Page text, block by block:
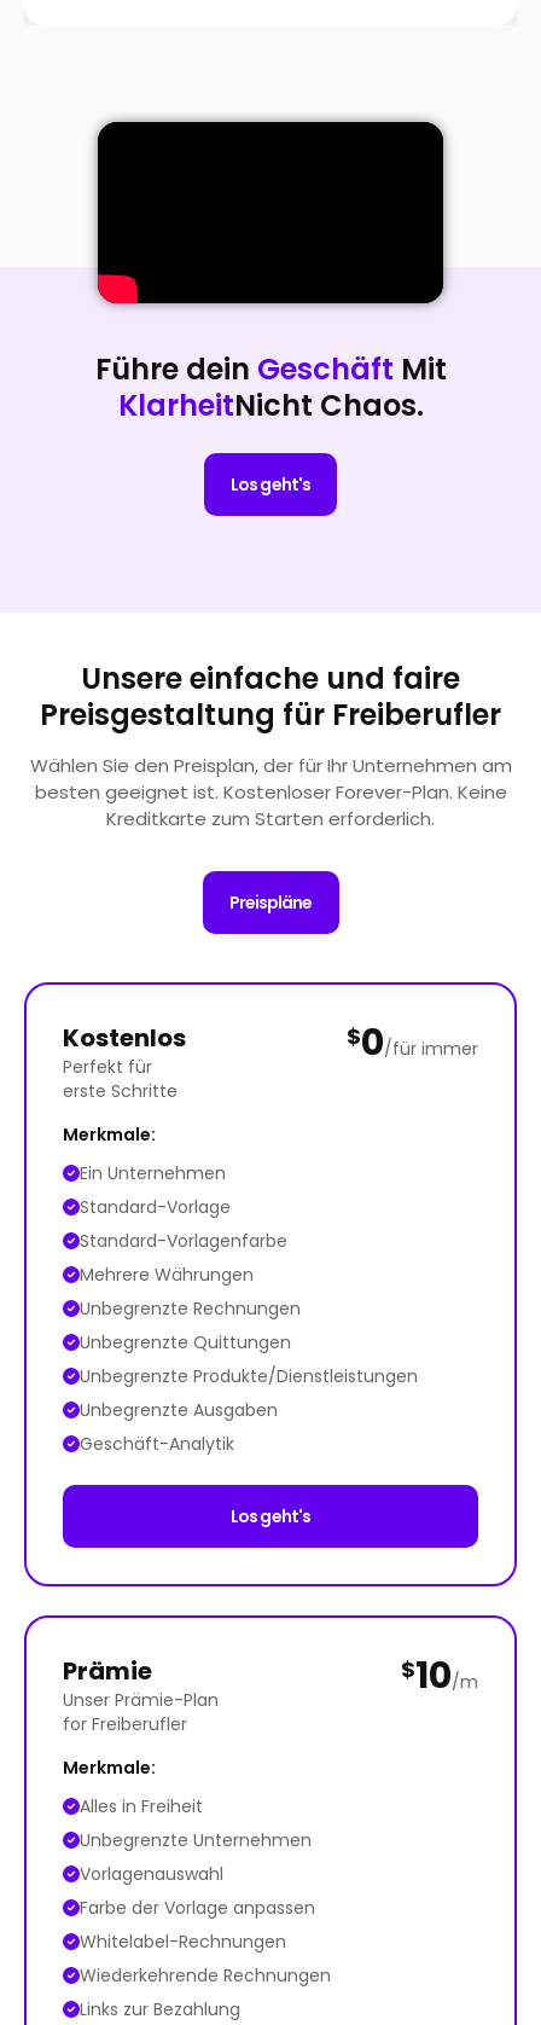
Führe dein Geschäft Mit
KlarheitNicht Chaos.
Los geht's
Unsere einfache und faire
Preisgestaltung für Freiberufler
Wählen Sie den Preisplan, der für Ihr Unternehmen am
besten geeignet ist. Kostenloser Forever-Plan. Keine
Kreditkarte zum Starten erforderlich.
Preispläne
Kostenlos
Perfekt für
erste Schritte
$0/für immer
Merkmale:
Ein Unternehmen
Standard-Vorlage
Standard-Vorlagenfarbe
Mehrere Währungen
Unbegrenzte Rechnungen
Unbegrenzte Quittungen
Unbegrenzte Produkte/Dienstleistungen
Unbegrenzte Ausgaben
Geschäft-Analytik
Los geht's
Prämie
Unser Prämie-Plan
for Freiberufler
$10/m
Merkmale:
Alles in Freiheit
Unbegrenzte Unternehmen
Vorlagenauswahl
Farbe der Vorlage anpassen
Whitelabel-Rechnungen
Wiederkehrende Rechnungen
Links zur Bezahlung